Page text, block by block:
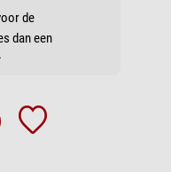
de
dan een